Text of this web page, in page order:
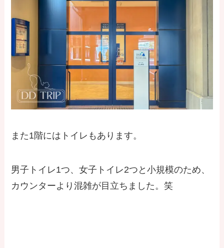
また1階にはトイレもあります。
男子トイレ1つ、女子トイレ2つと小規模のため、
カウンターより混雑が目立ちました。笑